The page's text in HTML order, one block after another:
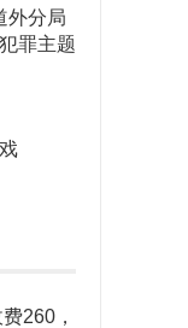
外分局
罪主题
260，